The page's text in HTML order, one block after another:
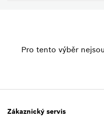
SkupinaVýrobků
Pro tento výběr
Zákaznický servis